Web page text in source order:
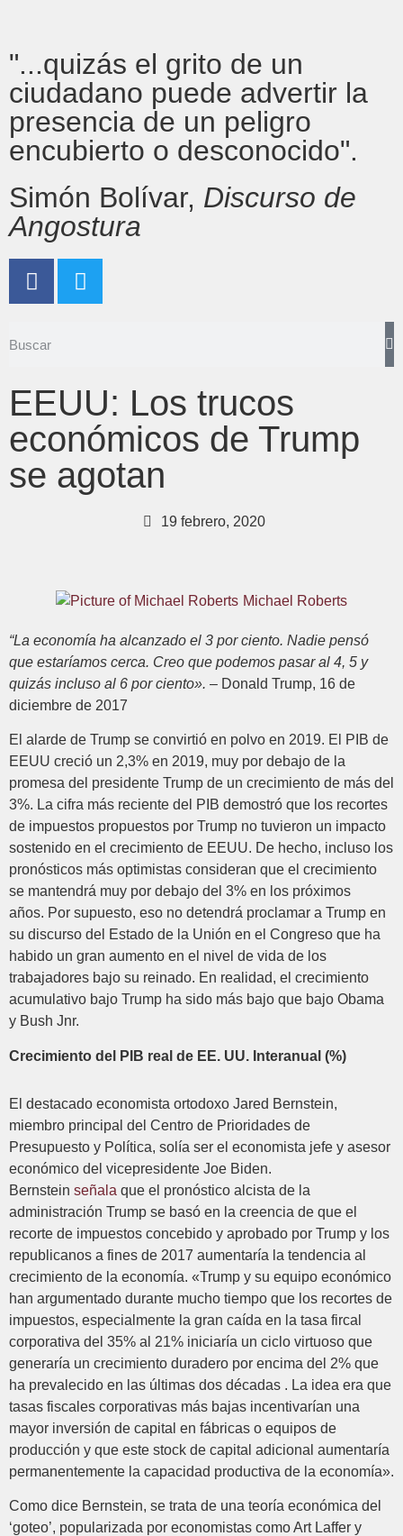
"...quizás el grito de un
ciudadano puede advertir la
presencia de un peligro
encubierto o desconocido".
Simón Bolívar, Discurso de
Angostura
EEUU: Los trucos
económicos de Trump
se agotan
19 febrero, 2020
Michael Roberts
“La economía ha alcanzado el 3 por ciento. Nadie pensó
que estaríamos cerca. Creo que podemos pasar al 4, 5 y
quizás incluso al 6 por ciento». – Donald Trump, 16 de
diciembre de 2017
El alarde de Trump se convirtió en polvo en 2019. El PIB de
EEUU creció un 2,3% en 2019, muy por debajo de la
promesa del presidente Trump de un crecimiento de más del
3%. La cifra más reciente del PIB demostró que los recortes
de impuestos propuestos por Trump no tuvieron un impacto
sostenido en el crecimiento de EEUU. De hecho, incluso los
pronósticos más optimistas consideran que el crecimiento
se mantendrá muy por debajo del 3% en los próximos
años. Por supuesto, eso no detendrá proclamar a Trump en
su discurso del Estado de la Unión en el Congreso que ha
habido un gran aumento en el nivel de vida de los
trabajadores bajo su reinado. En realidad, el crecimiento
acumulativo bajo Trump ha sido más bajo que bajo Obama
y Bush Jnr.
Crecimiento del PIB real de EE. UU. Interanual (%)
El destacado economista ortodoxo Jared Bernstein,
miembro principal del Centro de Prioridades de
Presupuesto y Política, solía ser el economista jefe y asesor
económico del vicepresidente Joe Biden.
Bernstein señala que el pronóstico alcista de la
administración Trump se basó en la creencia de que el
recorte de impuestos concebido y aprobado por Trump y los
republicanos a fines de 2017 aumentaría la tendencia al
crecimiento de la economía. «Trump y su equipo económico
han argumentado durante mucho tiempo que los recortes de
impuestos, especialmente la gran caída en la tasa fircal
corporativa del 35% al ​​21% iniciaría un ciclo virtuoso que
generaría un crecimiento duradero por encima del 2% que
ha prevalecido en las últimas dos décadas . La idea era que
tasas fiscales corporativas más bajas incentivarían una
mayor inversión de capital en fábricas o equipos de
producción y que este stock de capital adicional aumentaría
permanentemente la capacidad productiva de la economía».
Como dice Bernstein, se trata de una teoría económica del
‘goteo’, popularizada por economistas como Art Laffer y